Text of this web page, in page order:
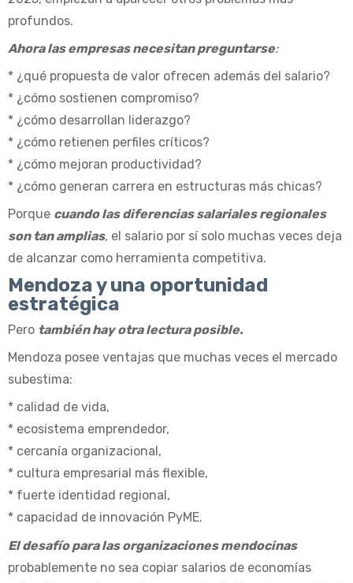
profundos.
Ahora las empresas necesitan preguntarse:
* ¿qué propuesta de valor ofrecen además del salario?
* ¿cómo sostienen compromiso?
* ¿cómo desarrollan liderazgo?
* ¿cómo retienen perfiles críticos?
* ¿cómo mejoran productividad?
* ¿cómo generan carrera en estructuras más chicas?
Porque cuando las diferencias salariales regionales
son tan amplias, el salario por sí solo muchas veces deja
de alcanzar como herramienta competitiva.
Mendoza y una oportunidad
estratégica
Pero también hay otra lectura posible.
Mendoza posee ventajas que muchas veces el mercado
subestima:
* calidad de vida,
* ecosistema emprendedor,
* cercanía organizacional,
* cultura empresarial más flexible,
* fuerte identidad regional,
* capacidad de innovación PyME.
El desafío para las organizaciones mendocinas
probablemente no sea copiar salarios de economías